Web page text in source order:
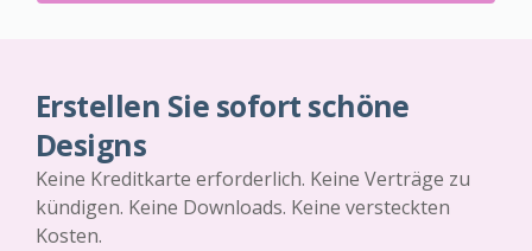
Erstellen Sie sofort schöne
Designs
Keine Kreditkarte erforderlich. Keine Verträge zu
kündigen. Keine Downloads. Keine versteckten
Kosten.